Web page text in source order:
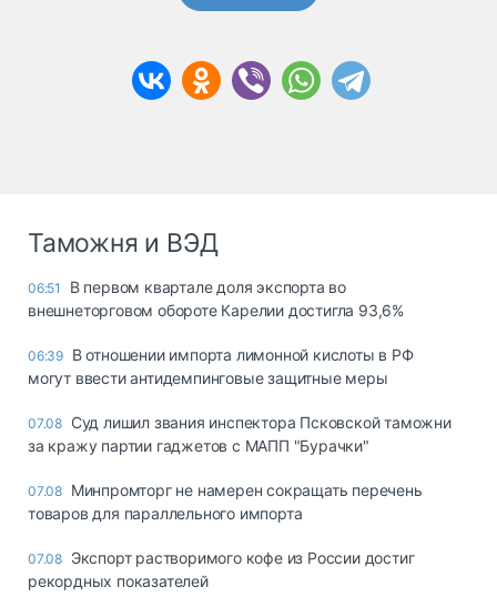
Таможня и ВЭД
06:51
В первом квартале доля экспорта во
внешнеторговом обороте Карелии достигла 93,6%
06:39 В отношении импорта лимонной кислоты в РФ
могут ввести антидемпинговые защитные меры
07.08 Суд лишил звания инспектора Псковской таможни
за кражу партии гаджетов с МАПП "Бурачки"
07.08 Минпромторг не намерен сокращать перечень
товаров для параллельного импорта
07.08 Экспорт растворимого кофе из России достиг
рекордных показателей